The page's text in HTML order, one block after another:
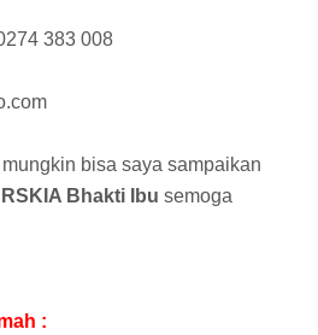
383 008
bisa saya sampaikan
Bhakti Ibu semoga
: